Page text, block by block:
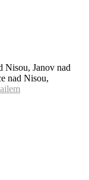
Nisou, Janov nad
nad Nisou,